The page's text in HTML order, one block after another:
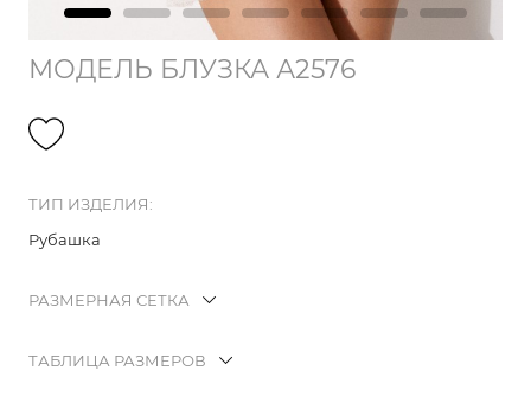
МОДЕЛЬ БЛУЗКА А2576
ТИП ИЗДЕЛИЯ:
Рубашка
РАЗМЕРНАЯ СЕТКА
ТАБЛИЦА РАЗМЕРОВ